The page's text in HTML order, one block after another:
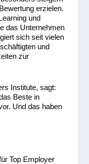
erzielen.
und
das Unternehmen
sich seit vielen
und
zur
Institute, sagt:
Beste in
Und das haben
Top Employer